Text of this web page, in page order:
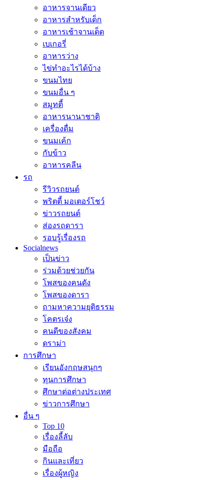
อาหารจานเดียว
อาหารสำหรับเด็ก
อาหารเช้าจานเด็ด
เบเกอรี่
อาหารว่าง
ไข่ทำอะไรได้บ้าง
ขนมไทย
ขนมอื่น ๆ
สมูทตี้
อาหารนานาชาติ
เครื่องดื่ม
ขนมเค้ก
กับข้าว
อาหารคลีน
รถ
รีวิวรถยนต์
พริตตี้ มอเตอร์โชว์
ข่าวรถยนต์
ส่องรถดารา
รอบรู้เรื่องรถ
Socialnews
เป็นข่าว
ร่วมด้วยช่วยกัน
โพสของคนดัง
โพสของดารา
ถามหาความยุติธรรม
โคตรเจ๋ง
คนดีของสังคม
ดราม่า
การศึกษา
เรียนอังกฤษสนุกๆ
ทุนการศึกษา
ศึกษาต่อต่างประเทศ
ข่าวการศึกษา
อื่น ๆ
Top 10
เรื่องลี้ลับ
มือถือ
กินและเที่ยว
เรื่องผู้หญิง